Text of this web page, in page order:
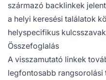
származó backlinkek
a helyi keresési találatok
helyspecifikus
Összefoglalás
A visszamutató linkek
legfontosabb